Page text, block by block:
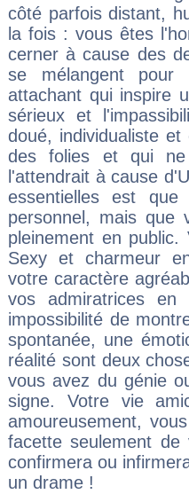
côté parfois distant,
la fois : vous êtes
cerner à cause des
se mélangent
attachant qui inspire
sérieux et
doué, individualiste
des folies et qui
l'attendrait à cause
essentielles est
personnel, mais que
pleinement en
Sexy et charmeur
votre caractère
vos admiratrices
impossibilité de
spontanée, une
réalité sont deux
vous avez du génie
signe. Votre vie
amoureusement,
facette seulement
confirmera ou
un drame !